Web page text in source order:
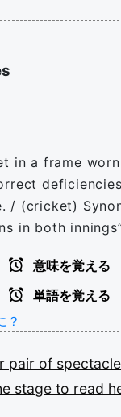
in a frame
/ (cricket)
in both
意味を覚える
単語を覚える
？
pair of
stage to read